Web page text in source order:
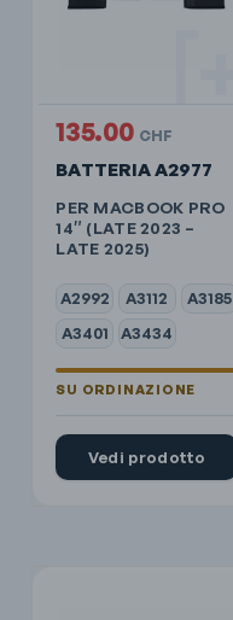
BATTERIA A2977
PER MACBOOK PRO
14″ (LATE 2023 –
LATE 2025)
A2992 A3112
A3185
A3401
A3434
135.00 CHF
Vedi prodotto